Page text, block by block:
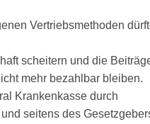
Vertriebsmethoden
scheitern und die
mehr bezahlbar bleiben.
Krankenkasse durch
seitens des